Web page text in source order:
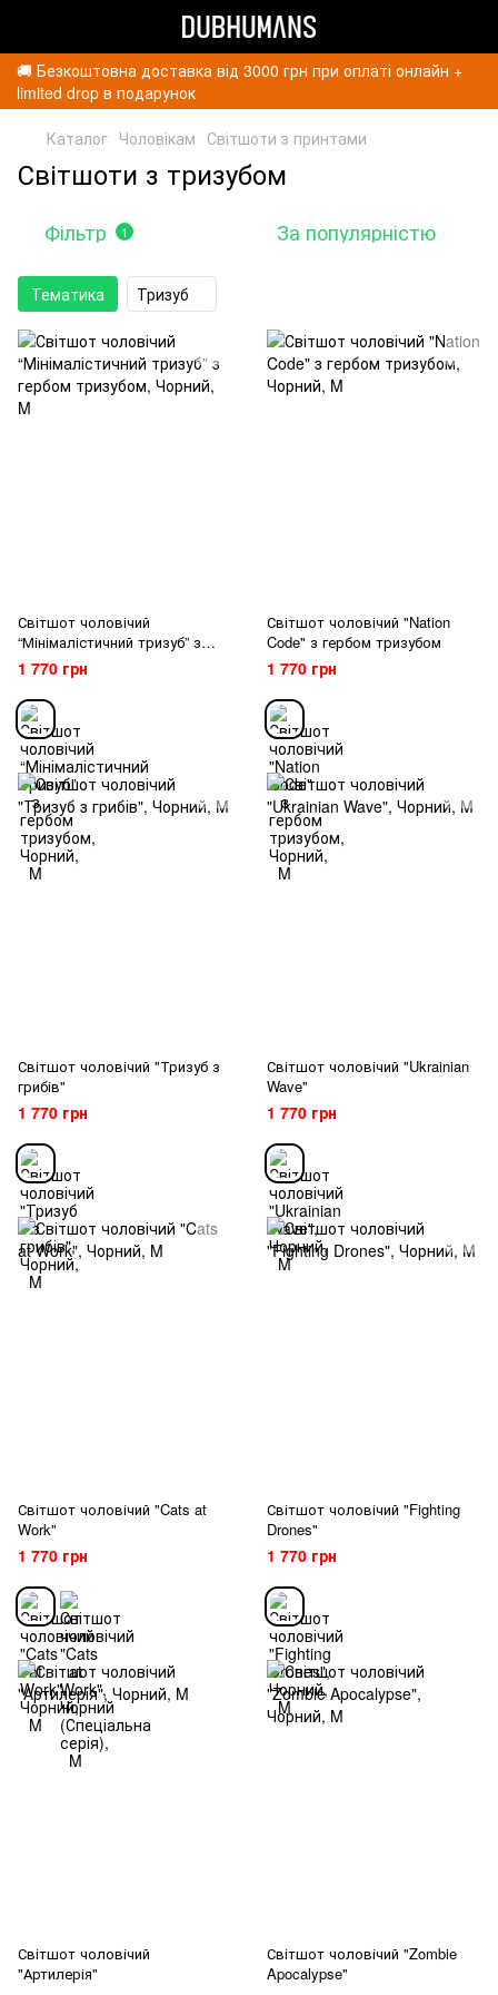
🚚 Безкоштовна доставка від 3000 грн при оплаті онлайн +
limited drop в подарунок
Каталог Чоловікам Світшоти з принтами
Світшоти з тризубом
Фільтр 1 За популярністю
Тематика Тризуб
Світшот чоловічий
“Мінімалістичний тризуб” з
гербом тризубом
1 770 грн
Світшот чоловічий "Nation
Code" з гербом тризубом
1 770 грн
Світшот чоловічий "Тризуб з
грибів"
1 770 грн
Світшот чоловічий "Ukrainian
Wave"
1 770 грн
Світшот чоловічий "Cats at
Work"
1 770 грн
Світшот чоловічий "Fighting
Drones"
1 770 грн
Світшот чоловічий
"Артилерія"
Світшот чоловічий "Zombie
Apocalypse"